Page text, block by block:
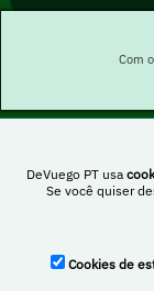
DeVuego PT usa
Se você quiser
Cookies de
Com
Esta obra está sob